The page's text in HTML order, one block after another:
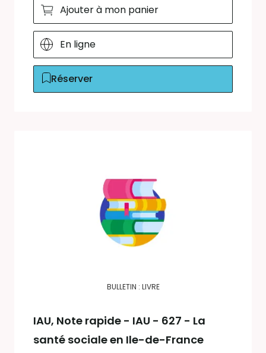
Ajouter à mon panier
En ligne
Réserver
BULLETIN : LIVRE
IAU, Note rapide - IAU - 627 - La
santé sociale en Ile-de-France